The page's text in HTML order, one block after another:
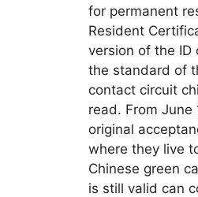
for permanent
Resident
version of the
the standard of
contact circuit
read. From
original
where they live
Chinese green
is still valid can